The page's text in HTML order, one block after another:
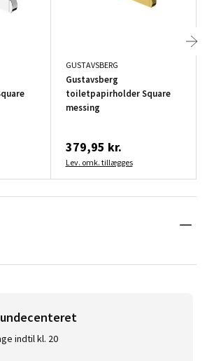
GUSTAVSBERG
Gustavsberg
toiletpapirholder Square
messing
379,95 kr.
Lev. omk. tillægges
indtil kl. 20